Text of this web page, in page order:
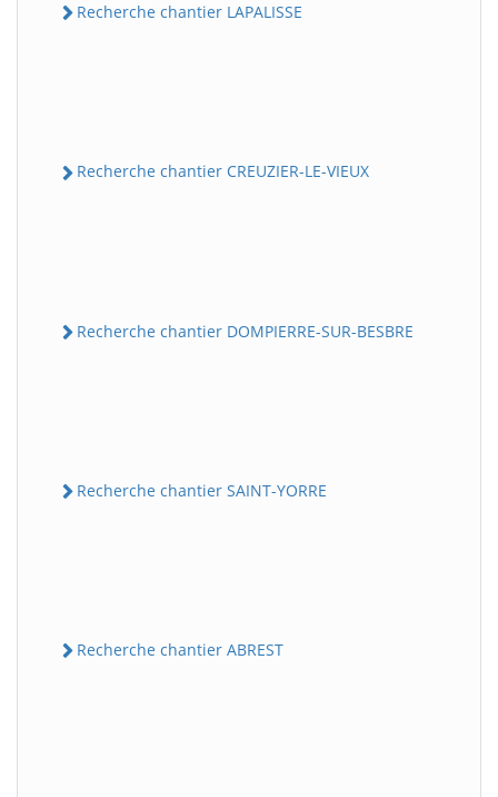
Recherche chantier LAPALISSE
Recherche chantier CREUZIER-LE-VIEUX
Recherche chantier DOMPIERRE-SUR-BESBRE
Recherche chantier SAINT-YORRE
Recherche chantier ABREST